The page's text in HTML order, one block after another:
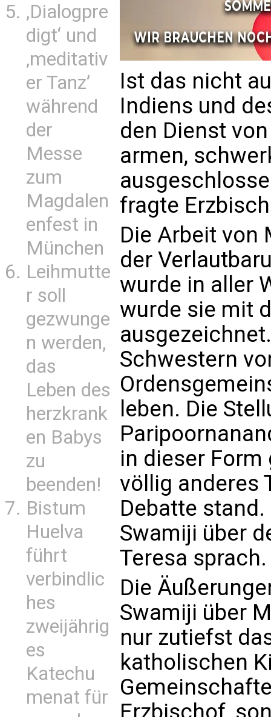
‚Dialogpre
digt‘ und
‚meditativ
er Tanz’
während
der
Messe
zum
Magdalen
enfest in
München
Leihmutte
r soll
gezwunge
n werden,
das
Leben des
herzkrank
en Babys
zu
beenden!
Bistum
Huelva
führt
verbindlic
hes
zweijährig
es
Katechu
menat für
Ist das nicht
Indiens und
den Dienst
armen,
fragte
Die Arbeit
der
wurde in aller
wurde sie mit
Schwestern
leben. Die
in dieser
völlig anderes
Debatte
Swamiji über
Teresa sprach.
Die
Swamiji über
nur zutiefst
katholischen